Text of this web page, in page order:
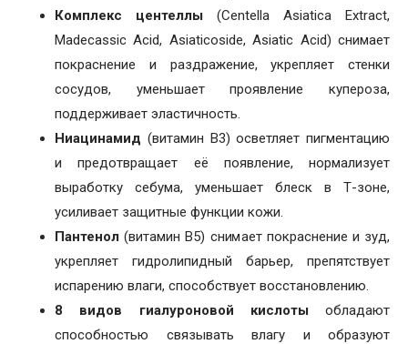
Комплекс центеллы (Centella Asiatica Extract,
Madecassic Acid, Asiaticoside, Asiatic Acid) снимает
покраснение и раздражение, укрепляет стенки
сосудов, уменьшает проявление купероза,
поддерживает эластичность.
Ниацинамид (витамин B3) осветляет пигментацию
и предотвращает её появление, нормализует
выработку себума, уменьшает блеск в Т-зоне,
усиливает защитные функции кожи.
Пантенол (витамин B5) снимает покраснение и зуд,
укрепляет гидролипидный барьер, препятствует
испарению влаги, способствует восстановлению.
8 видов гиалуроновой кислотыобладают
способностью связывать влагу и образуют